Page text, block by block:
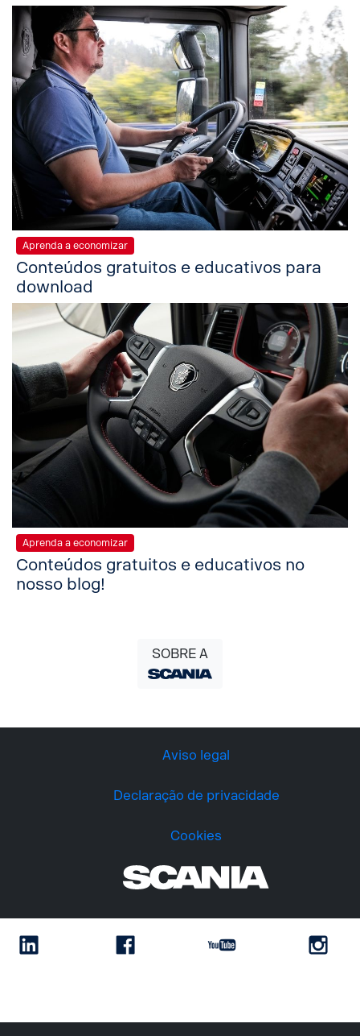
Aprenda a economizar
Conteúdos gratuitos e educativos para
download
Aprenda a economizar
Conteúdos gratuitos e educativos no
nosso blog!
SOBRE A
Aviso legal
Declaração de privacidade
Cookies